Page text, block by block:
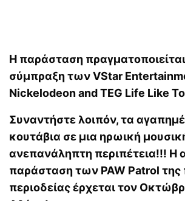
Η παράσταση
σύμπραξη των VStar
Nickelodeon and TEG Life Like
Συναντήστε λοιπόν, τα
κουτάβια σε μια ηρωική
ανεπανάληπτη περιπέτεια!!! Η
παράσταση των PAW Patrol της
περιοδείας έρχεται τον